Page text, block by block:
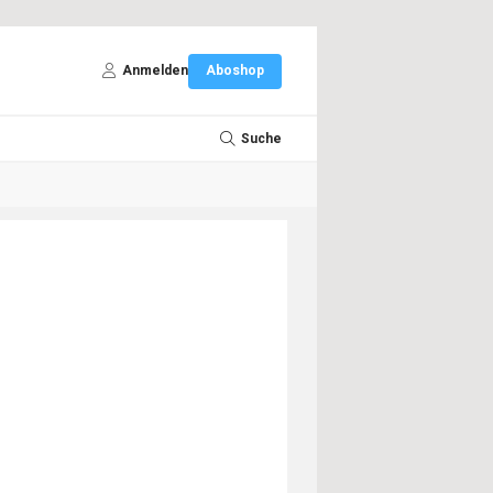
Anmelden Aboshop
Suche